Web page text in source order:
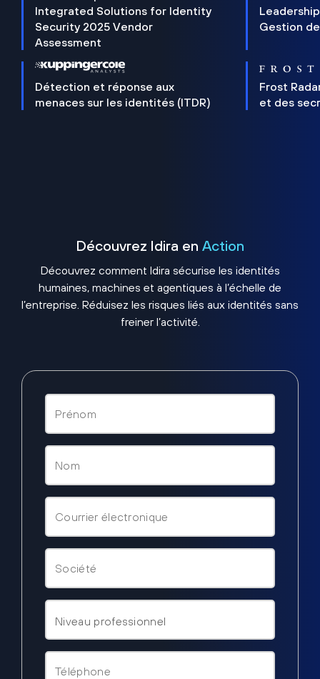
Integrated Solutions for Identity
Security 2025 Vendor
Assessment
Gestion
Détection et réponse aux
menaces sur les identités (ITDR)
Frost
et des
Découvrez Idira en Action
Découvrez comment Idira sécurise les identités
humaines, machines et agentiques à l’échelle de
l’entreprise. Réduisez les risques liés aux identités sans
freiner l’activité.